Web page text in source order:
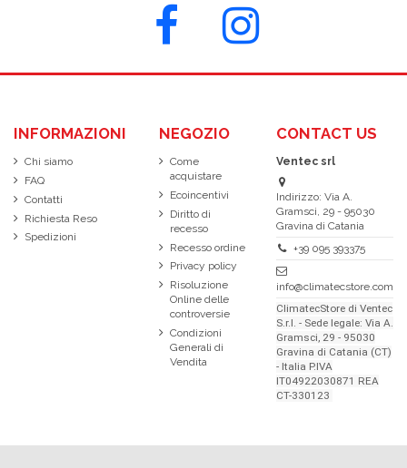
INFORMAZIONI
Chi siamo
FAQ
Contatti
Richiesta Reso
Spedizioni
NEGOZIO
Come
acquistare
Ecoincentivi
Diritto di
recesso
Recesso ordine
Privacy policy
Risoluzione
Online delle
controversie
Condizioni
Generali di
Vendita
CONTACT US
Ventec srl
Indirizzo: Via A.
Gramsci, 29 - 95030
Gravina di Catania
+39 095 393375
info@climatecstore.com
ClimatecStore di Ventec
S.r.l. - Sede legale: Via A.
Gramsci, 29 - 95030
Gravina di Catania (CT)
- Italia P.IVA
IT04922030871 REA
CT-330123